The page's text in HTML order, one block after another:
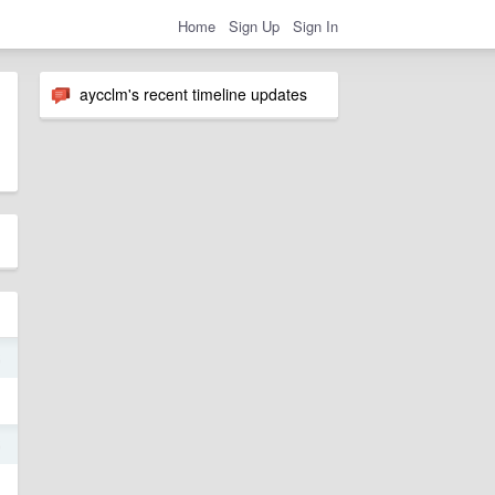
Home Sign Up Sign In
aycclm's recent timeline updates